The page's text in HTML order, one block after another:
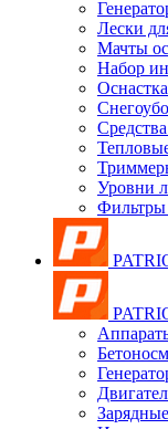
Лески
Мачты
Набор
Уровни
Фильтры